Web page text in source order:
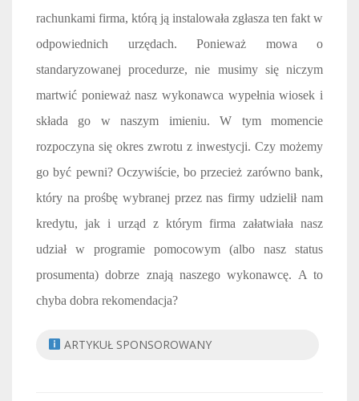
rachunkami firma, którą ją instalowała zgłasza ten fakt w
odpowiednich urzędach. Ponieważ mowa o
standaryzowanej procedurze, nie musimy się niczym
martwić ponieważ nasz wykonawca wypełnia wiosek i
składa go w naszym imieniu. W tym momencie
rozpoczyna się okres zwrotu z inwestycji. Czy możemy
go być pewni? Oczywiście, bo przecież zarówno bank,
który na prośbę wybranej przez nas firmy udzielił nam
kredytu, jak i urząd z którym firma załatwiała nasz
udział w programie pomocowym (albo nasz status
prosumenta) dobrze znają naszego wykonawcę. A to
chyba dobra rekomendacja?
ARTYKUŁ SPONSOROWANY